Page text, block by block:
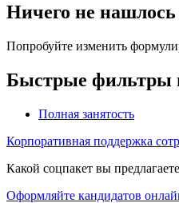
Ничего не нашлось
Попробуйте изменить
Быстрые фильтры
Полная занятость
Корпоративная поддержка
Какой соцпакет вы
Оформляйте кандидатов